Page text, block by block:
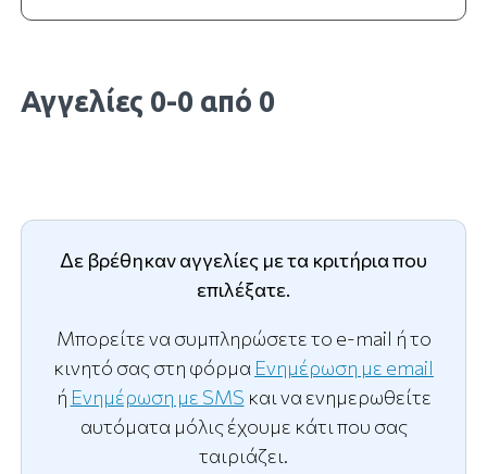
Αγγελίες 0-0 από 0
Δε βρέθηκαν αγγελίες με τα κριτήρια που
επιλέξατε.
Μπορείτε να συμπληρώσετε το e-mail ή το
κινητό σας στη φόρμα Ενημέρωση με email
ή Ενημέρωση με SMS και να ενημερωθείτε
αυτόματα μόλις έχουμε κάτι που σας
ταιριάζει.